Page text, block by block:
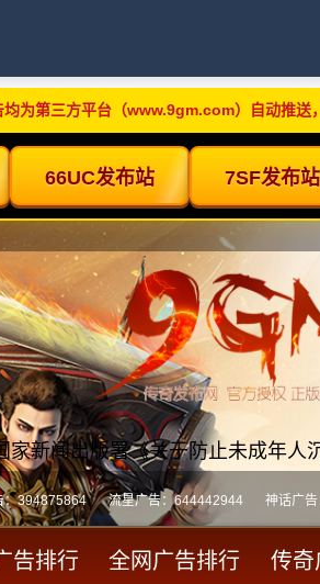
为第三方平台（www.9gm.com）自动推送